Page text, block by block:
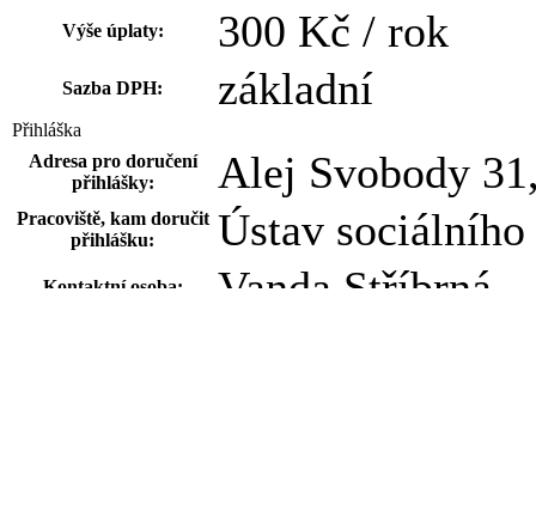
Výše úplaty: 300 Kč / rok
Sazba DPH: základní
Přihláška
Adresa pro doručení
přihlášky:
Alej Svobody
Pracoviště, kam doručit
přihlášku:
Ústav
Kontaktní osoba: Vanda Stříbrná